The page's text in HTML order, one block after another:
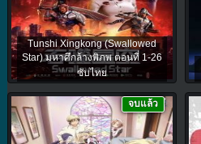
Tunshi Xingkong (Swallowed
Star) มหาศึกล้างพิภพ ตอนที่ 1-26
ซับไทย
จบแล้ว